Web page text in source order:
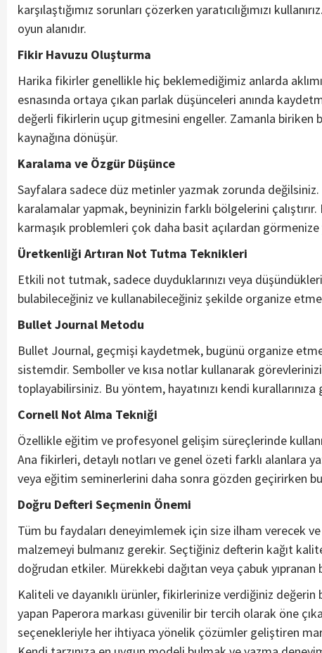
karşılaştığımız sorunları çözerken yaratıcılığımızı
oyun alanıdır.
Fikir Havuzu Oluşturma
Harika fikirler genellikle hiç beklemediğimiz anlarda
esnasında ortaya çıkan parlak düşünceleri anında
değerli fikirlerin uçup gitmesini engeller. Zamanla
kaynağına dönüşür.
Karalama ve Özgür Düşünce
Sayfalara sadece düz metinler yazmak zorunda
karalamalar yapmak, beyninizin farklı bölgelerini
karmaşık problemleri çok daha basit açılardan görmenize
Üretkenliği Artıran Not Tutma Teknikleri
Etkili not tutmak, sadece duyduklarınızı veya
bulabileceğiniz ve kullanabileceğiniz şekilde organize
Bullet Journal Metodu
Bullet Journal, geçmişi kaydetmek, bugünü organize
sistemdir. Semboller ve kısa notlar kullanarak
toplayabilirsiniz. Bu yöntem, hayatınızı kendi
Cornell Not Alma Tekniği
Özellikle eğitim ve profesyonel gelişim süreçlerinde
Ana fikirleri, detaylı notları ve genel özeti farklı alanlara
veya eğitim seminerlerini daha sonra gözden geçirirken
Doğru Defteri Seçmenin Önemi
Tüm bu faydaları deneyimlemek için size ilham verecek ve
malzemeyi bulmanız gerekir. Seçtiğiniz defterin kağıt
doğrudan etkiler. Mürekkebi dağıtan veya çabuk
Kaliteli ve dayanıklı ürünler, fikirlerinize verdiğiniz
yapan Paperora markası güvenilir bir tercih olarak öne
seçenekleriyle her ihtiyaca yönelik çözümler geliştiren